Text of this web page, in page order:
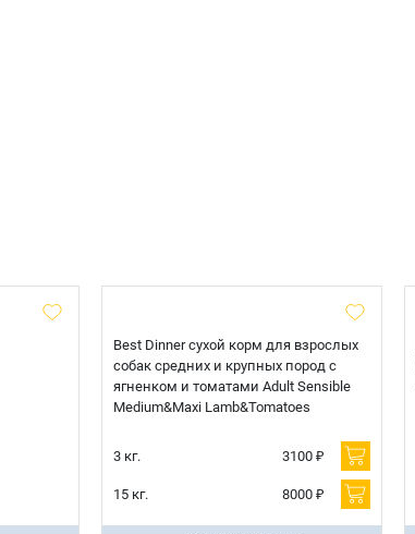
Best Dinner сухой корм для взрослых
собак средних и крупных пород с
ягненком и томатами Adult Sensible
Medium&Maxi Lamb&Tomatoes
3 кг. 3100 ₽
15 кг. 8000 ₽